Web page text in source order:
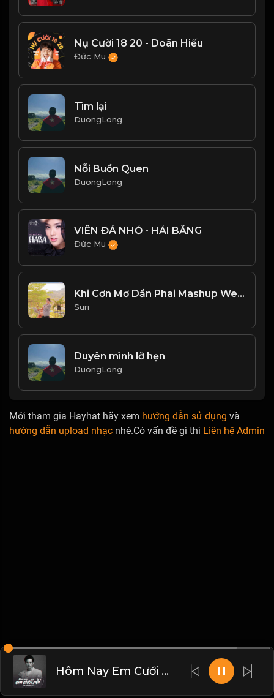
Nụ Cười 18 20 - Doãn Hiếu
Đức Mu
Tìm lại
DuongLong
Nỗi Buồn Quen
DuongLong
VIÊN ĐÁ NHỎ - HẢI BĂNG
Đức Mu
Khi Cơn Mơ Dần Phai Mashup Wedding Dress
Suri
Duyên mình lỡ hẹn
DuongLong
Mới tham gia Hayhat hãy xem hướng dẫn sử dụng và
hướng dẫn upload nhạc nhé.Có vấn đề gì thì Liên hệ Admin
Hôm Nay Em Cưới Rồi (Live) - Khải Đăng